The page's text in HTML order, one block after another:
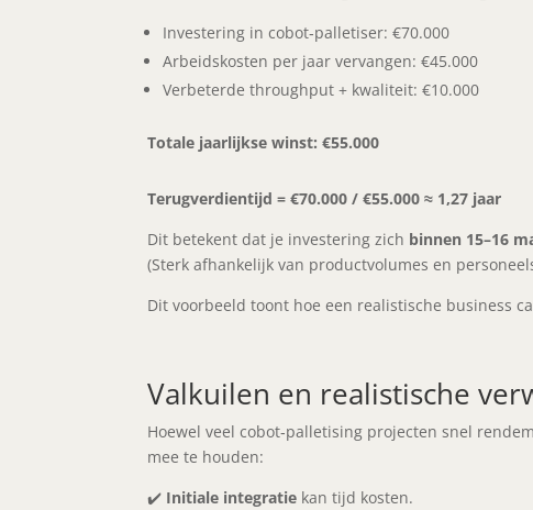
Investering in cobot‑palletiser: €70.000
Arbeidskosten per jaar vervangen: €45.000
Verbeterde throughput + kwaliteit: €10.000
Totale jaarlijkse winst: €55.000
Terugverdientijd = €70.000 / €55.000 ≈ 1,27 jaar
Dit betekent dat je investering zich binnen 15–16
(Sterk afhankelijk van productvolumes en
Dit voorbeeld toont hoe een realistische business
Valkuilen en realistische
Hoewel veel cobot‑palletising projecten snel
mee te houden:
✔️ Initiale integratie kan tijd kosten.